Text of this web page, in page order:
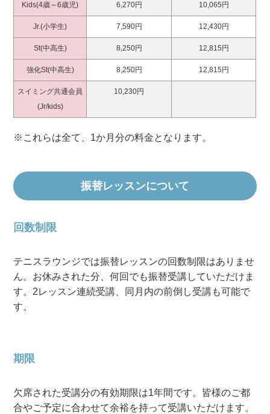
Kids(4歳～6歳児) 6,270円 10,065円
Jr.(小学生) 7,590円 12,430円
St(中高生) 8,250円 12,815円
強化St(中高生) 8,250円 12,815円
スイミング共通会員
(Jr/kids)
10,230円
※これらは全て、1か月分の料金となります。
振替レッスンについて
回数制限
テニスラウンジでは振替レッスンの回数制限はありませ
ん。お休みされた分、何回でも振替受講していただけま
す。2レッスン連続受講、同月内の前倒し受講も可能で
す。
期限
欠席された受講分の有効期限は1年間です。皆様のご都
合やご予定に合わせて余裕を持って受講いただけます。